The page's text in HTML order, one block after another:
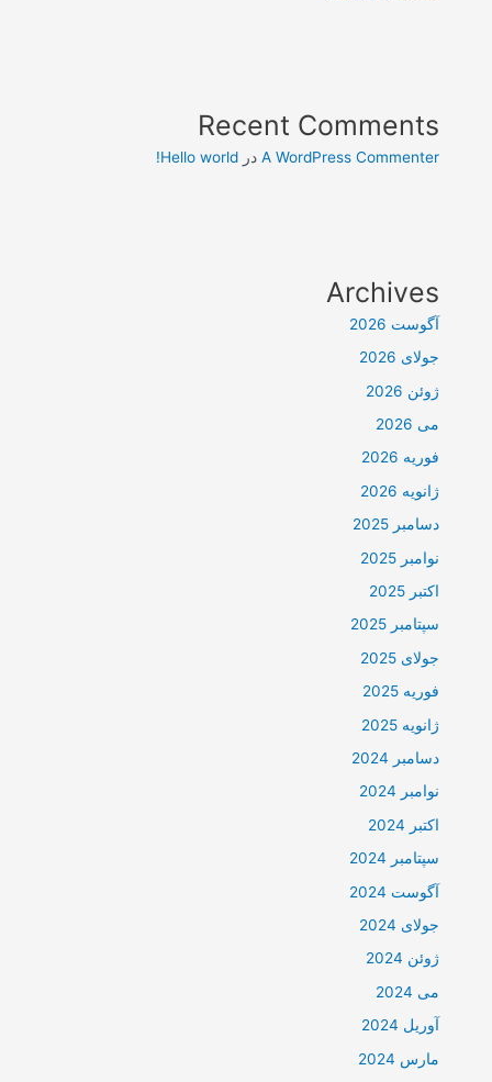
Recent Comments
A WordPress Commenter درHello world!
Archives
آگوست 2026
جولای 2026
ژوئن 2026
می 2026
فوریه 2026
ژانویه 2026
دسامبر 2025
نوامبر 2025
اکتبر 2025
سپتامبر 2025
جولای 2025
فوریه 2025
ژانویه 2025
دسامبر 2024
نوامبر 2024
اکتبر 2024
سپتامبر 2024
آگوست 2024
جولای 2024
ژوئن 2024
می 2024
آوریل 2024
مارس 2024